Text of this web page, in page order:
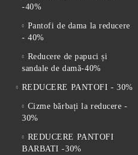
-40%
Pantofi de dama la reducere
- 40%
Reducere de papuci și
sandale de damă-40%
REDUCERE PANTOFI - 30%
Cizme bărbați la reducere -
30%
REDUCERE PANTOFI
BARBATI -30%